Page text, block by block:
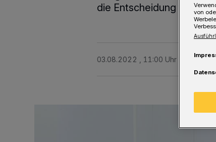
die Entscheidung für
03.08.2022 , 11:00 Uhr Eine
von